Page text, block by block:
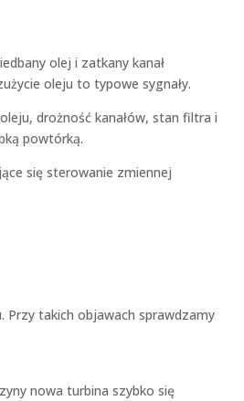
olej i zatkany kanał
oleju to typowe sygnały.
drożność kanałów, stan filtra i
powtórką.
się sterowanie zmiennej
Przy takich objawach sprawdzamy
nowa turbina szybko się